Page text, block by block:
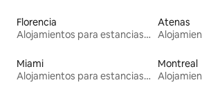
Florencia
Alojamientos para estancias largas
Atenas
Miami
Alojamientos para estancias largas
Montreal